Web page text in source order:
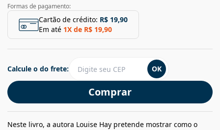
Formas de pagamento:
Cartão de crédito: R$ 19,90
Em até 1X de R$ 19,90
Comprar
Calcule o do frete: OK
Neste livro, a autora Louise Hay pretende mostrar como o